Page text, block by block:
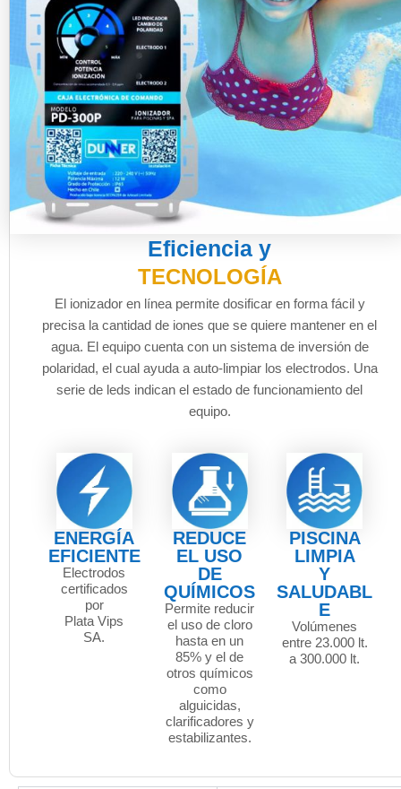
Eficiencia y
TECNOLOGÍA
El ionizador en línea permite dosificar en forma fácil y
precisa la cantidad de iones que se quiere mantener en el
agua. El equipo cuenta con un sistema de inversión de
polaridad, el cual ayuda a auto-limpiar los electrodos. Una
serie de leds indican el estado de funcionamiento del
equipo.
ENERGÍA
EFICIENTE
Electrodos
certificados
por
Plata Vips
SA.
REDUCE
EL USO
DE
QUÍMICOS
Permite reducir
el uso de cloro
hasta en un
85% y el de
otros químicos
como
alguicidas,
clarificadores y
estabilizantes.
PISCINA
LIMPIA
Y
SALUDABL
E
Volúmenes
entre 23.000 lt.
a 300.000 lt.